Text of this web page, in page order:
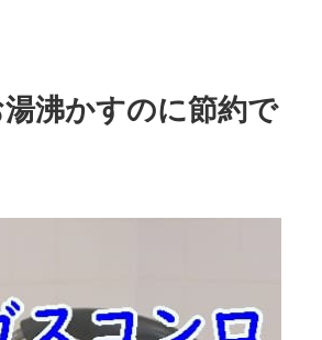
沸かすのに節約で